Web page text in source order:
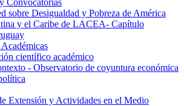
sobre Desigualdad y Pobreza de América
y el Caribe de LACEA- Capítulo
Académicas
científico académico
- Observatorio de coyuntura económica
Extensión y Actividades en el Medio